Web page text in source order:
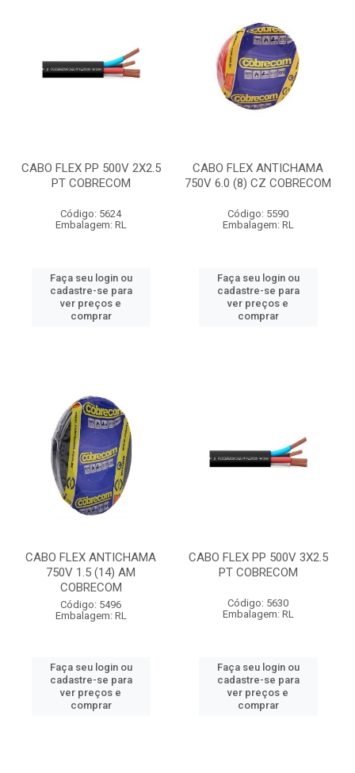
CABO FLEX PP 500V 2X2.5
PT COBRECOM
Código: 5624
Embalagem: RL
Faça seu login ou
cadastre-se para
ver preços e
comprar
CABO FLEX ANTICHAMA
750V 6.0 (8) CZ COBRECOM
Código: 5590
Embalagem: RL
Faça seu login ou
cadastre-se para
ver preços e
comprar
CABO FLEX ANTICHAMA
750V 1.5 (14) AM
COBRECOM
Código: 5496
Embalagem: RL
Faça seu login ou
cadastre-se para
ver preços e
comprar
CABO FLEX PP 500V 3X2.5
PT COBRECOM
Código: 5630
Embalagem: RL
Faça seu login ou
cadastre-se para
ver preços e
comprar